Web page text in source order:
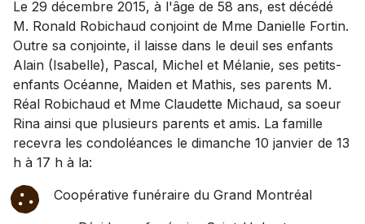
Le 29 décembre 2015, à l'âge de 58 ans, est décédé
M. Ronald Robichaud conjoint de Mme Danielle Fortin.
Outre sa conjointe, il laisse dans le deuil ses enfants
Alain (Isabelle), Pascal, Michel et Mélanie, ses petits-
enfants Océanne, Maiden et Mathis, ses parents M.
Réal Robichaud et Mme Claudette Michaud, sa soeur
Rina ainsi que plusieurs parents et amis. La famille
recevra les condoléances le dimanche 10 janvier de 13
h à 17 h à la:
Coopérative funéraire du Grand Montréal